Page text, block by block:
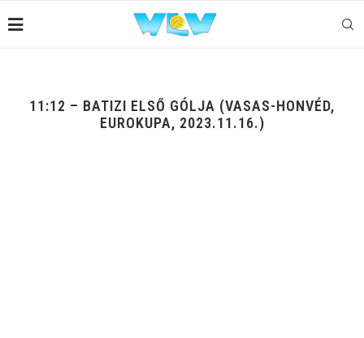
11:12 – BATIZI ELSŐ GÓLJA (VASAS-HONVÉD,
EUROKUPA, 2023.11.16.)